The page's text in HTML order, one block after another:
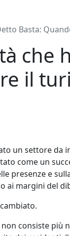
Basta:
che
il
un settore da
come un
presenze e
ai margini del
consiste più